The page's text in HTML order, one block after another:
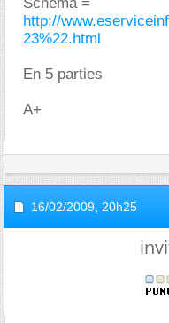
http://
23%22.html
En 5 parties
A+
16/02/2009, 20h25